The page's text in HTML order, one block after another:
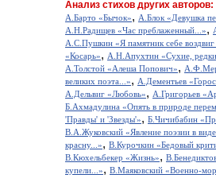
Анализ стихов других авторов:
А.Барто «Бычок», А.Блок «Девушка
А.Н.Радищев «Час преблаженный...»,
А.С.Пушкин «Я памятник себе
«Косарь», А.Н.Апухтин «Сухие,
А.Толстой «Алеша Попович»,
великих поэта...», А.Дементьев
А.Дельвиг «Любовь», А.Григорьев
Б.Ахмадулина «Опять в природе
'Правды' и 'Звезды'», Б.Чичибабин
В.А.Жуковский «Явление поэзии в
красну...», В.Курочкин «Бедовый
В.Кюхельбекер «Жизнь»,
купели...», В.Маяковский «Военно-